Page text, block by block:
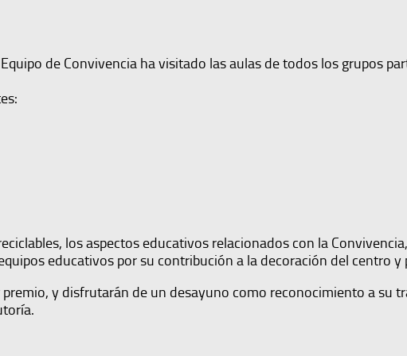
de Convivencia ha visitado las aulas de todos los grupos
los aspectos educativos relacionados con la
educativos por su contribución a la decoración del centro
premio, y disfrutarán de un desayuno como reconocimiento a su